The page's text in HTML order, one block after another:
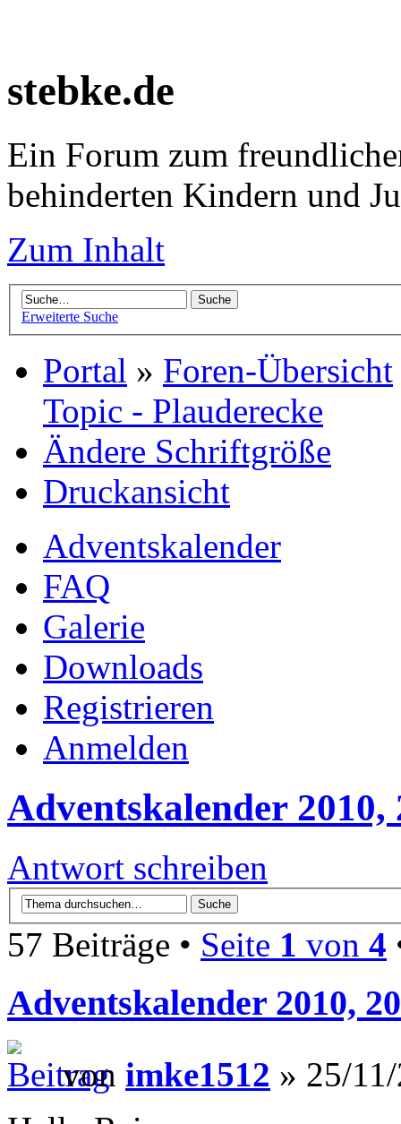
stebke.de
Ein Forum zum
behinderten Kindern und
Zum Inhalt
Erweiterte Suche
Portal » Foren-Übersicht
Topic - Plauderecke
Ändere Schriftgröße
Druckansicht
Adventskalender
FAQ
Galerie
Downloads
Registrieren
Anmelden
Adventskalender 2010,
Antwort schreiben
57 Beiträge • Seite 1 von 4
Adventskalender 2010,
von imke1512 » 25/